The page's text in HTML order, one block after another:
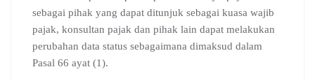
sebagai pihak yang dapat ditunjuk sebagai kuasa wajib
pajak, konsultan pajak dan pihak lain dapat melakukan
perubahan data status sebagaimana dimaksud dalam
Pasal 66 ayat (1).